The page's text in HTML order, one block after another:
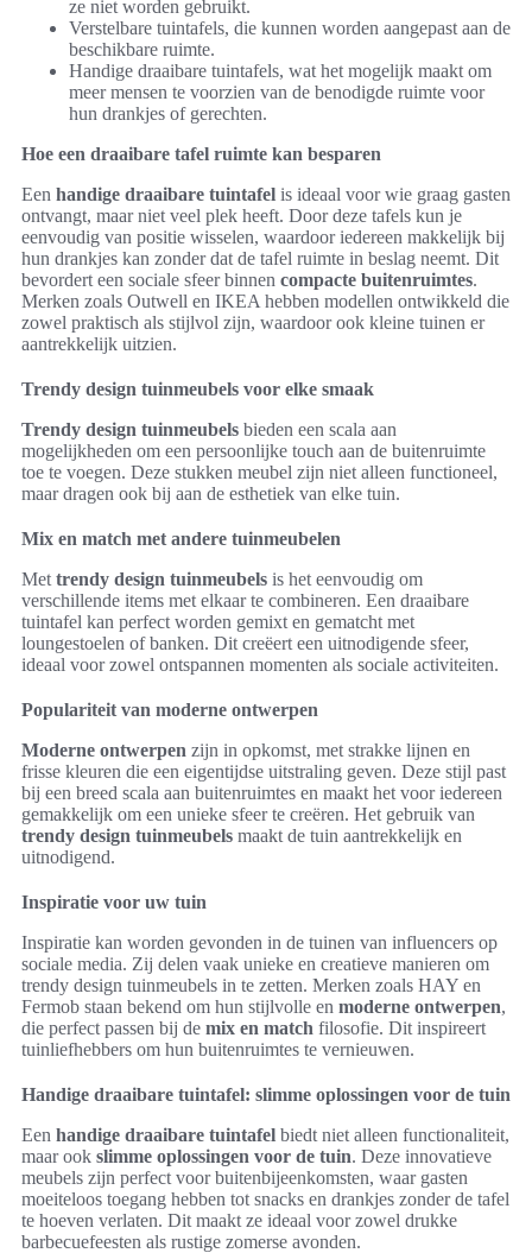
ze niet worden gebruikt.
Verstelbare tuintafels, die kunnen worden aangepast aan de
beschikbare ruimte.
Handige draaibare tuintafels, wat het mogelijk maakt om
meer mensen te voorzien van de benodigde ruimte voor
hun drankjes of gerechten.
Hoe een draaibare tafel ruimte kan besparen
Een handige draaibare tuintafel is ideaal voor wie graag gasten
ontvangt, maar niet veel plek heeft. Door deze tafels kun je
eenvoudig van positie wisselen, waardoor iedereen makkelijk bij
hun drankjes kan zonder dat de tafel ruimte in beslag neemt. Dit
bevordert een sociale sfeer binnen compacte buitenruimtes.
Merken zoals Outwell en IKEA hebben modellen ontwikkeld die
zowel praktisch als stijlvol zijn, waardoor ook kleine tuinen er
aantrekkelijk uitzien.
Trendy design tuinmeubels voor elke smaak
Trendy design tuinmeubels bieden een scala aan
mogelijkheden om een persoonlijke touch aan de buitenruimte
toe te voegen. Deze stukken meubel zijn niet alleen functioneel,
maar dragen ook bij aan de esthetiek van elke tuin.
Mix en match met andere tuinmeubelen
Met trendy design tuinmeubels is het eenvoudig om
verschillende items met elkaar te combineren. Een draaibare
tuintafel kan perfect worden gemixt en gematcht met
loungestoelen of banken. Dit creëert een uitnodigende sfeer,
ideaal voor zowel ontspannen momenten als sociale activiteiten.
Populariteit van moderne ontwerpen
Moderne ontwerpen zijn in opkomst, met strakke lijnen en
frisse kleuren die een eigentijdse uitstraling geven. Deze stijl past
bij een breed scala aan buitenruimtes en maakt het voor iedereen
gemakkelijk om een unieke sfeer te creëren. Het gebruik van
trendy design tuinmeubels maakt de tuin aantrekkelijk en
uitnodigend.
Inspiratie voor uw tuin
Inspiratie kan worden gevonden in de tuinen van influencers op
sociale media. Zij delen vaak unieke en creatieve manieren om
trendy design tuinmeubels in te zetten. Merken zoals HAY en
Fermob staan bekend om hun stijlvolle en moderne ontwerpen,
die perfect passen bij de mix en match filosofie. Dit inspireert
tuinliefhebbers om hun buitenruimtes te vernieuwen.
Handige draaibare tuintafel: slimme oplossingen voor de tuin
Een handige draaibare tuintafel biedt niet alleen functionaliteit,
maar ook slimme oplossingen voor de tuin. Deze innovatieve
meubels zijn perfect voor buitenbijeenkomsten, waar gasten
moeiteloos toegang hebben tot snacks en drankjes zonder de tafel
te hoeven verlaten. Dit maakt ze ideaal voor zowel drukke
barbecuefeesten als rustige zomerse avonden.